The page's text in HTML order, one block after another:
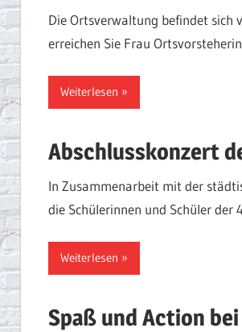
Die Ortsverwaltung befindet sich
erreichen Sie Frau
Weiterlesen
Abschlusskonzert
In Zusammenarbeit mit der
die Schülerinnen und Schüler der
Weiterlesen
Spaß und Action